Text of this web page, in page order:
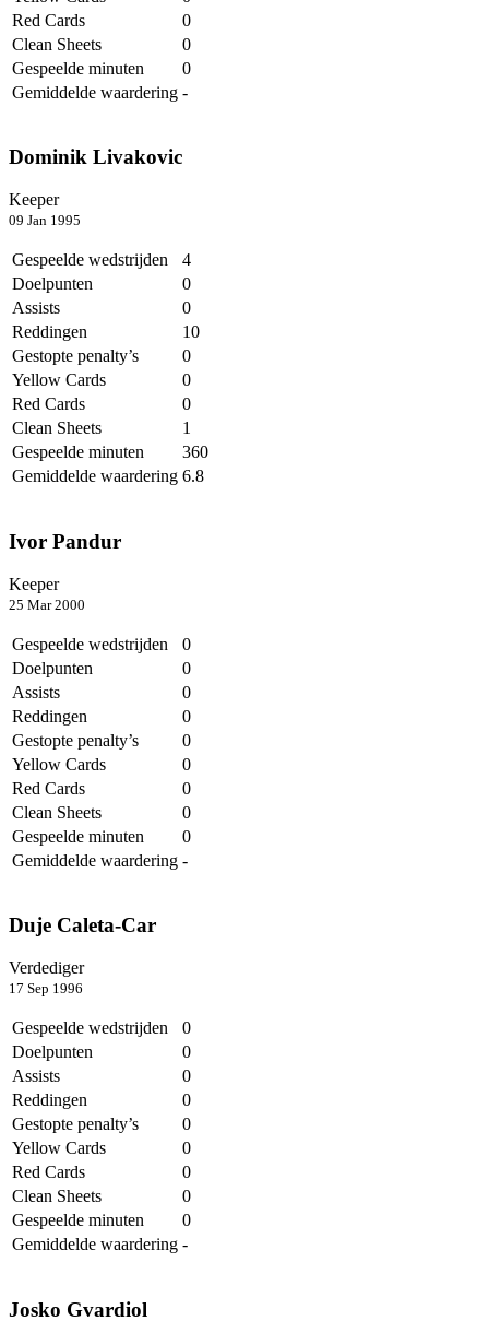
Red Cards
0
Clean Sheets
0
Gespeelde minuten
0
Gemiddelde waardering -
Dominik Livakovic
Keeper
09 Jan 1995
Gespeelde wedstrijden
4
Doelpunten
0
Assists
0
Reddingen
10
Gestopte penalty’s
0
Yellow Cards
0
Red Cards
0
Clean Sheets
1
Gespeelde minuten
360
Gemiddelde waardering 6.8
Ivor Pandur
Keeper
25 Mar 2000
Gespeelde wedstrijden
0
Doelpunten
0
Assists
0
Reddingen
0
Gestopte penalty’s
0
Yellow Cards
0
Red Cards
0
Clean Sheets
0
Gespeelde minuten
0
Gemiddelde waardering -
Duje Caleta-Car
Verdediger
17 Sep 1996
Gespeelde wedstrijden
0
Doelpunten
0
Assists
0
Reddingen
0
Gestopte penalty’s
0
Yellow Cards
0
Red Cards
0
Clean Sheets
0
Gespeelde minuten
0
Gemiddelde waardering -
Josko Gvardiol